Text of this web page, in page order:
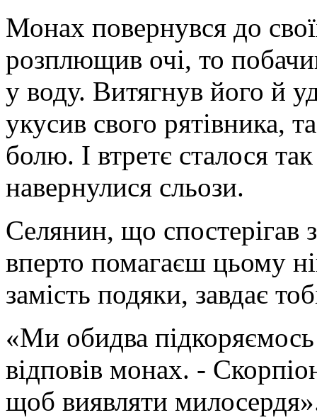
Монах повернувся до
розплющив очі, то
у воду. Витягнув його й
укусив свого рятівника,
болю. І втретє сталося
навернулися сльози.
Селянин, що спостерігав
вперто помагаєш цьому
замість подяки, завдає
«Ми обидва
відповів монах. -
щоб виявляти